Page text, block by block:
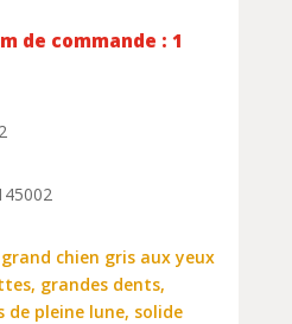
de commande : 1
chien gris aux yeux
grandes dents,
de pleine lune, solide